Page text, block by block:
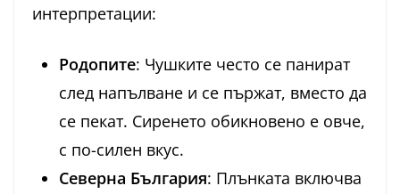
интерпретации:
Родопите: Чушките често се панират
след напълване и се пържат, вместо да
се пекат. Сиренето обикновено е овче,
с по-силен вкус.
Северна България: Плънката включва